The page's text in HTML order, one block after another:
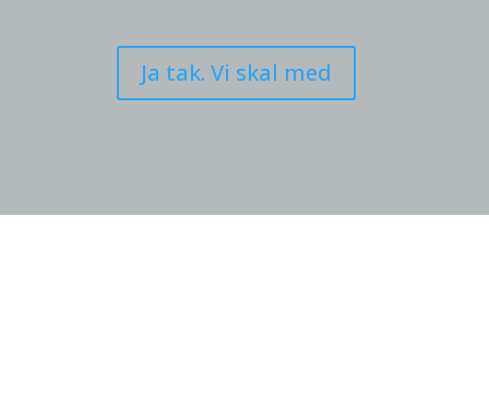
Ja tak. Vi skal med